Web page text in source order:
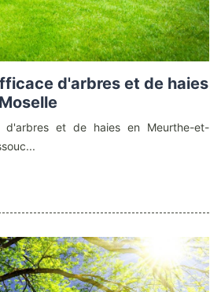
d'arbres et de haies
d'arbres et de haies en Meurthe-et-